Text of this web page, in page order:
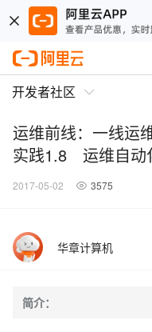
开发者社区
运维前线：一线运
实践1.8 运维自动
2017-05-02 3575
华章计算机
简介：